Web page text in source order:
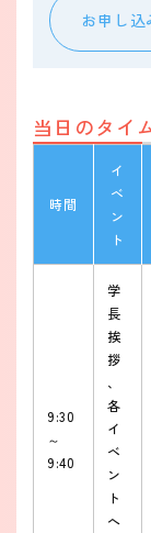
お申し込
当日のタイ
時間
イ
ベ
ン
ト
9:30
～
9:40
学
長
挨
拶
、
各
イ
ベ
ン
ト
へ